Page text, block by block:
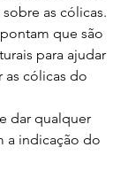
as cólicas.
que são
para ajudar
as cólicas do
dar qualquer
a indicação do